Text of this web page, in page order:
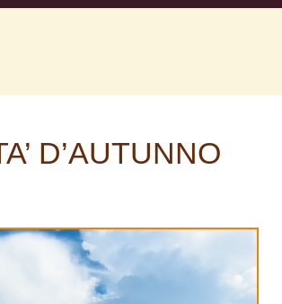
D’AUTUNNO